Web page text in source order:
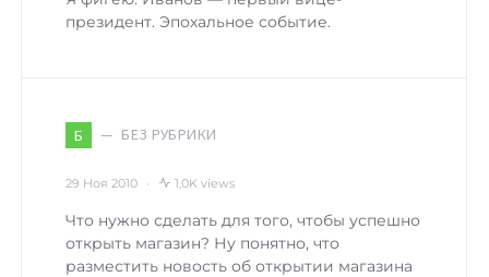
президент. Эпохальное событие.
Б БЕЗ РУБРИКИ
29 Ноя 2010 1,0K views
Что нужно сделать для того, чтобы успешно
открыть магазин? Ну понятно, что
разместить новость об открытии магазина